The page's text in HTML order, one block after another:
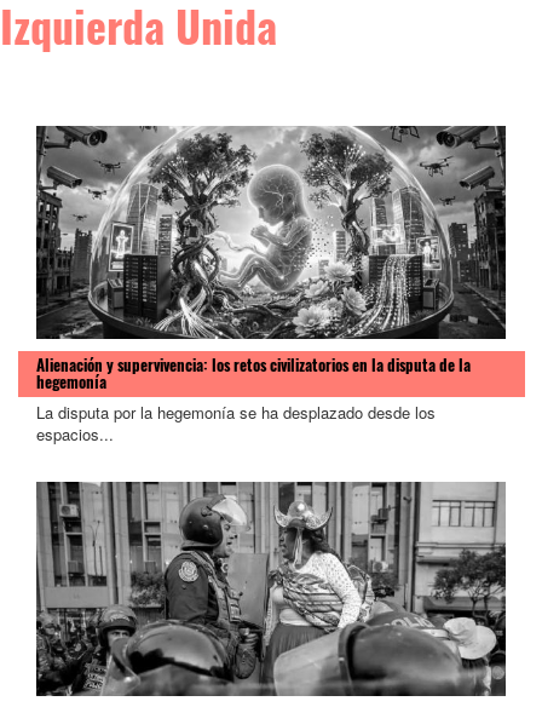
Izquierda Unida
Alienación y supervivencia: los retos civilizatorios en la disputa de la
hegemonía
La disputa por la hegemonía se ha desplazado desde los
espacios...